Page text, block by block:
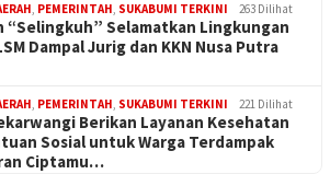
, PEMERINTAH, SUKABUMI TERKINI 263 Dilihat
“Selingkuh” Selamatkan Lingkungan
Dampal Jurig dan KKN Nusa Putra
, PEMERINTAH, SUKABUMI TERKINI 221 Dilihat
Berikan Layanan Kesehatan
Sosial untuk Warga Terdampak
Ciptamu…